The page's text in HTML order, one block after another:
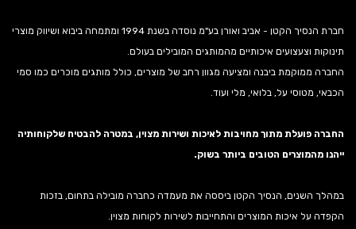
חברת הנסיך הקטן - אביב ואורן בע"מ נוסדה בשנת 1994 ומתמחה ביבוא ושיווק מוצרי
תינוקות וצעצועים איכותיים מהמותגים המובילים בעולם.
החברה ממוקמת ביבנה ומציעה מגוון רחב של מוצרים, כולל מותגים מוכרים כמו סמי
הכבאי, מטוסי על, בלואי, מלי ועוד.
החברה פועלת מתוך מחויבות לאיכות ושירות מצוין, במטרה להבטיח שלקוחותיה
ייהנו מהמוצרים הטובים ביותר בשוק.
במהלך השנים, הנסיך הקטן ביססה את מעמדה כחברה מובילה בתחום, בזכות
הקפדה על איכות המוצרים והתחייבות לשירות לקוחות מצוין.